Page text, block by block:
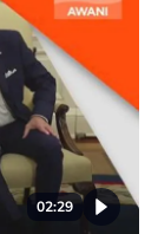
02:29